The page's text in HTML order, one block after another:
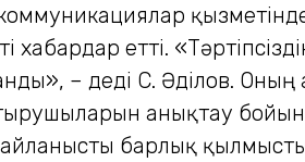
хабардар етті.
– деді С. Әділов.
анықтау
барлық